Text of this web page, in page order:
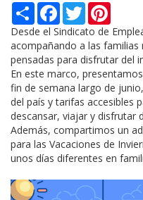
С
о
д
е
л
и
F
c
e
b
o
o
k
T
w
i
t
t
e
r
n
t
e
r
e
s
t
Desde el Sindicato de
acompañando a las
pensadas para disfrutar del
En este marco,
fin de semana largo de
del país y tarifas accesibles
descansar, viajar y disfrutar
Además, compartimos un
para las Vacaciones de
unos días diferentes en